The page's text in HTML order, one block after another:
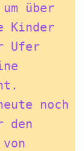
über
Kinder
Ufer
noch
den